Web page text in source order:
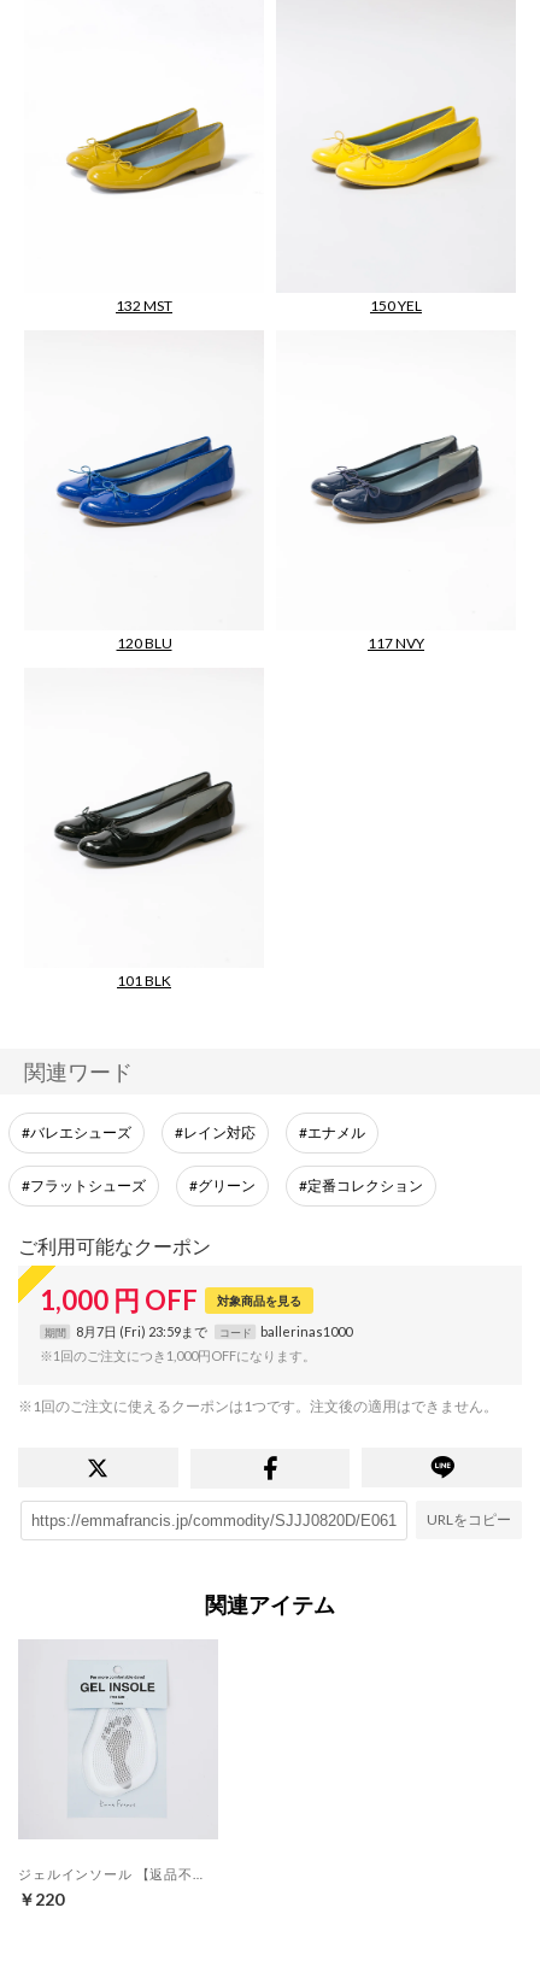
132 MST 150 YEL
120 BLU 117 NVY
101 BLK
関連ワード
#バレエシューズ #レイン対応 #エナメル
#フラットシューズ #グリーン #定番コレクション
ご利用可能なクーポン
1,000 円 OFF 対象商品を見る
期間 8月7日 (Fri) 23:59まで コード
ballerinas1000
※1回のご注文につき1,000円OFFになります。
※1回のご注文に使えるクーポンは1つです。注文後の適用はできません。
URLをコピー
関連アイテム
￥220